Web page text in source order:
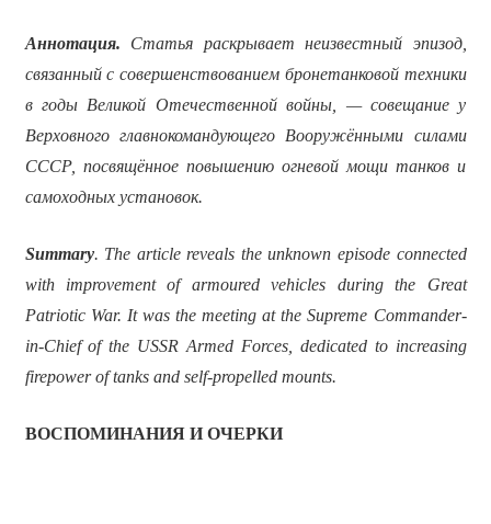
Аннотация. Статья раскрывает неизвестный эпизод,
связанный с совершенствованием бронетанковой техники
в годы Великой Отечественной войны, — совещание у
Верховного главнокомандующего Вооружёнными силами
СССР, посвящённое повышению огневой мощи танков и
самоходных установок.
Summary. The article reveals the unknown episode connected
with improvement of armoured vehicles during the Great
Patriotic War. It was the meeting at the Supreme Commander-
in-Chiefof the USSR Armed Forces, dedicated to increasing
firepower of tanks and self-propelled mounts.
ВОСПОМИНАНИЯ И ОЧЕРКИ